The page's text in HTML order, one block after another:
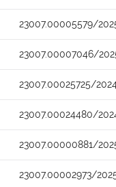
23007.00005579/
23007.00007046/
23007.00025725/
23007.00024480/
23007.00000881/
23007.00002973/